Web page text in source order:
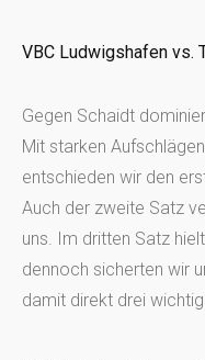
VBC Ludwigshafen vs.
Gegen Schaidt
Mit starken
entschieden wir den
Auch der zweite Satz
uns. Im dritten Satz
dennoch sicherten wir
damit direkt drei